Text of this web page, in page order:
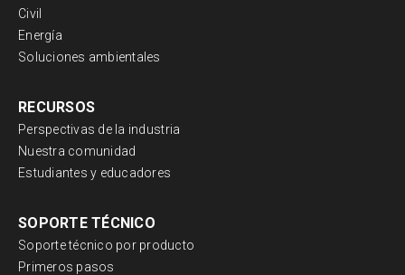
Civil
Energía
Soluciones ambientales
RECURSOS
Perspectivas de la industria
Nuestra comunidad
Estudiantes y educadores
SOPORTE TÉCNICO
Soporte técnico por producto
Primeros pasos